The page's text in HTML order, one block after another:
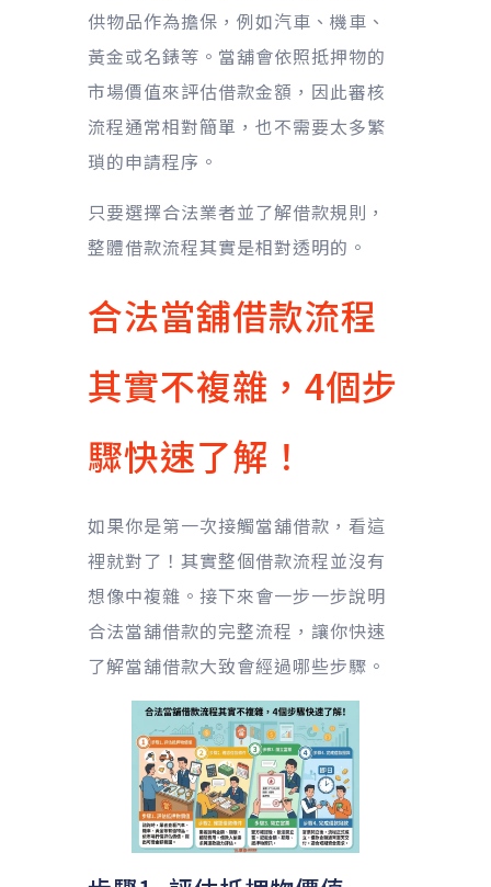
供物品作為擔保，例如汽車、機車、
黃金或名錶等。當舖會依照抵押物的
市場價值來評估借款金額，因此審核
流程通常相對簡單，也不需要太多繁
瑣的申請程序。
只要選擇合法業者並了解借款規則，
整體借款流程其實是相對透明的。
合法當舖借款流程
其實不複雜，4個步
驟快速了解！
如果你是第一次接觸當舖借款，看這
裡就對了！其實整個借款流程並沒有
想像中複雜。接下來會一步一步說明
合法當舖借款的完整流程，讓你快速
了解當舖借款大致會經過哪些步驟。